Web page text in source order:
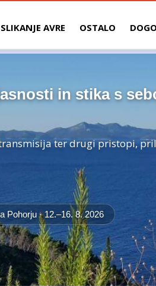
SLIKANJE AVRE OSTALO
in stika s
ter drugi pristopi,
Pohorju ·12.–16. 8. 2026